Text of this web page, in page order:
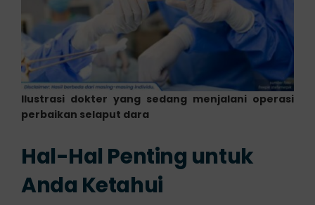
Ilustrasi dokter yang sedang menjalani operasi
perbaikan selaput dara
Hal-Hal Penting untuk
Anda Ketahui